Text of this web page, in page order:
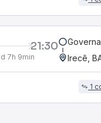
21:30
7h 9min
Irecê,
1